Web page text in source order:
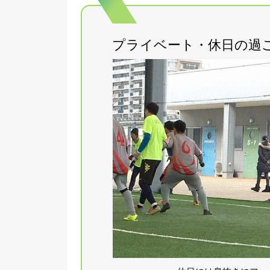
プライベート・休日の過